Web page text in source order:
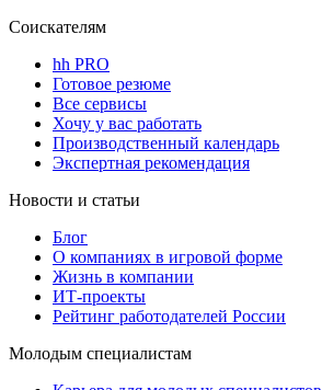
Соискателям
hh PRO
Готовое резюме
Все сервисы
Хочу у вас работать
Производственный календарь
Экспертная рекомендация
Новости и статьи
Блог
О компаниях в игровой форме
Жизнь в компании
ИТ-проекты
Рейтинг работодателей России
Молодым специалистам